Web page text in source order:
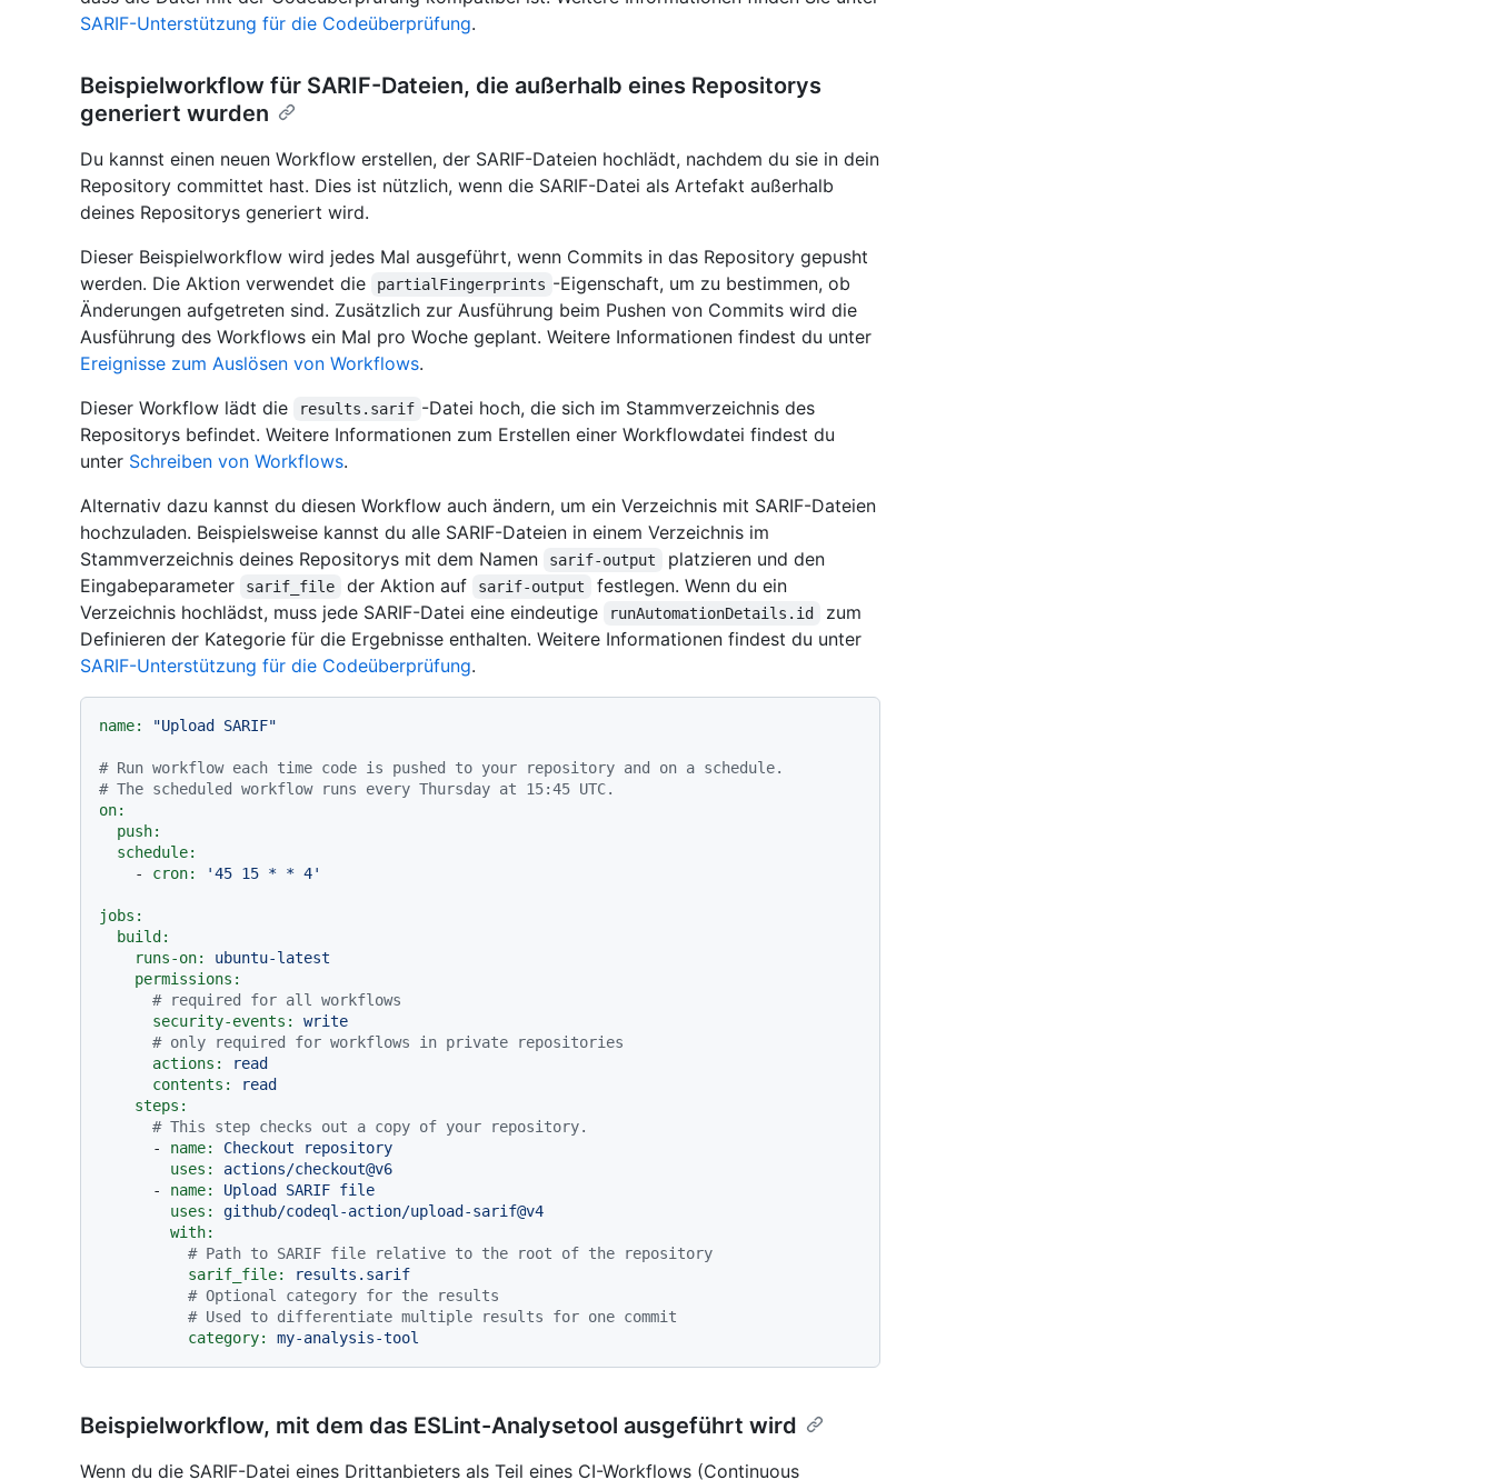
SARIF-Unterstützung für die Codeüberprüfung.
Beispielworkflow für SARIF-Dateien, die außerhalb eines Repositorys
generiert wurden
Du kannst einen neuen Workflow erstellen, der SARIF-Dateien hochlädt, nachdem du sie in dein
Repository committet hast. Dies ist nützlich, wenn die SARIF-Datei als Artefakt außerhalb
deines Repositorys generiert wird.
Dieser Beispielworkflow wird jedes Mal ausgeführt, wenn Commits in das Repository gepusht
werden. Die Aktion verwendet die
partialFingerprints -Eigenschaft, um zu bestimmen, ob
Änderungen aufgetreten sind. Zusätzlich zur Ausführung beim Pushen von Commits wird die
Ausführung des Workflows ein Mal pro Woche geplant. Weitere Informationen findest du unter
Ereignisse zum Auslösen von Workflows.
Dieser Workflow lädt die
results.sarif -Datei hoch, die sich im Stammverzeichnis des
Repositorys befindet. Weitere Informationen zum Erstellen einer Workflowdatei findest du
unter Schreiben von Workflows.
Alternativ dazu kannst du diesen Workflow auch ändern, um ein Verzeichnis mit SARIF-Dateien
hochzuladen. Beispielsweise kannst du alle SARIF-Dateien in einem Verzeichnis im
Stammverzeichnis deines Repositorys mit dem Namen
sarif-output
platzieren und den
Eingabeparameter
sarif_file der Aktion auf sarif-output
festlegen. Wenn du ein
Verzeichnis hochlädst, muss jede SARIF-Datei eine eindeutige
runAutomationDetails.id
zum
Definieren der Kategorie für die Ergebnisse enthalten. Weitere Informationen findest du unter
SARIF-Unterstützung für die Codeüberprüfung.
name: "Upload SARIF"
# Run workflow each time code is pushed to your repository and on a schedule.
# The scheduled workflow runs every Thursday at 15:45 UTC.
on:
push:
schedule:
-
cron: '45 15 * * 4'
jobs:
build:
runs-on:
ubuntu-latest
permissions:
# required for all workflows
security-events:
write
# only required for workflows in private repositories
actions:
read
contents:
read
steps:
# This step checks out a copy of your repository.
-
name: Checkout
repository
uses:
actions/checkout@v6
-
name: Upload SARIF file
uses:
github/codeql-action/upload-sarif@v4
with:
# Path to SARIF file relative to the root of the repository
sarif_file:
results.sarif
# Optional category for the results
# Used to differentiate multiple results for one commit
category:
my-analysis-tool
Beispielworkflow, mit dem das ESLint-Analysetool ausgeführt wird
Wenn du die SARIF-Datei eines Drittanbieters als Teil eines CI-Workflows (Continuous